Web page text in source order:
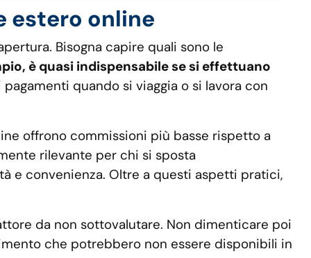
estero online
Bisogna capire quali sono le
è quasi indispensabile se si effettuano
quando si viaggia o si lavora con
offrono commissioni più basse rispetto a
rilevante per chi si sposta
e convenienza. Oltre a questi aspetti pratici,
da non sottovalutare. Non dimenticare poi
che potrebbero non essere disponibili in